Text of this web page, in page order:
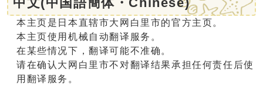
本主页是日本直辖市大网白里市的官方主页。
本主页使用机械自动翻译服务。
在某些情况下，翻译可能不准确。
请在确认大网白里市不对翻译结果承担任何责任后使
用翻译服务。